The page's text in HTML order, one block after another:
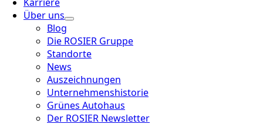
Über uns
Blog
Die ROSIER Gruppe
Standorte
News
Auszeichnungen
Unternehmenshistorie
Grünes Autohaus
Der ROSIER Newsletter